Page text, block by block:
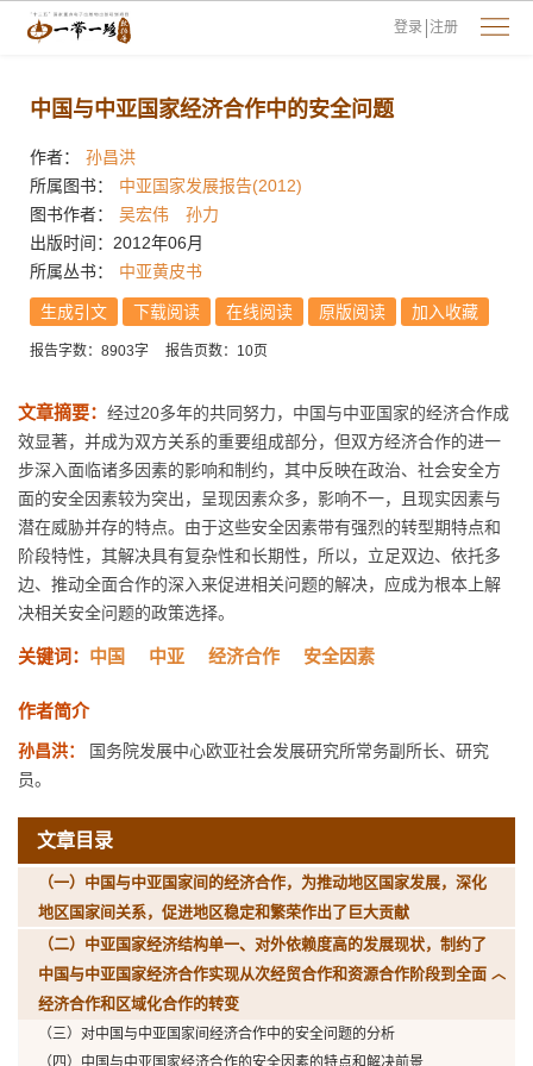
登录 注册
中国与中亚国家经济合作中的安全问题
作者：
孙昌洪
所属图书：
中亚国家发展报告(2012)
图书作者：
吴宏伟
孙力
出版时间：2012年06月
所属丛书：
中亚黄皮书
生成引文 下载阅读 在线阅读 原版阅读 加入收藏
报告字数：8903字 报告页数：10页
文章摘要： 经过20多年的共同努力，中国与中亚国家的经济合作成
效显著，并成为双方关系的重要组成部分，但双方经济合作的进一
步深入面临诸多因素的影响和制约，其中反映在政治、社会安全方
面的安全因素较为突出，呈现因素众多，影响不一，且现实因素与
潜在威胁并存的特点。由于这些安全因素带有强烈的转型期特点和
阶段特性，其解决具有复杂性和长期性，所以，立足双边、依托多
边、推动全面合作的深入来促进相关问题的解决，应成为根本上解
决相关安全问题的政策选择。
关键词： 中国 中亚 经济合作 安全因素
作者简介
孙昌洪：
国务院发展中心欧亚社会发展研究所常务副所长、研究
员。
文章目录
（一）中国与中亚国家间的经济合作，为推动地区国家发展，深化
地区国家间关系，促进地区稳定和繁荣作出了巨大贡献
（二）中亚国家经济结构单一、对外依赖度高的发展现状，制约了
中国与中亚国家经济合作实现从次经贸合作和资源合作阶段到全面
经济合作和区域化合作的转变
（三）对中国与中亚国家间经济合作中的安全问题的分析
（四）中国与中亚国家经济合作的安全因素的特点和解决前景